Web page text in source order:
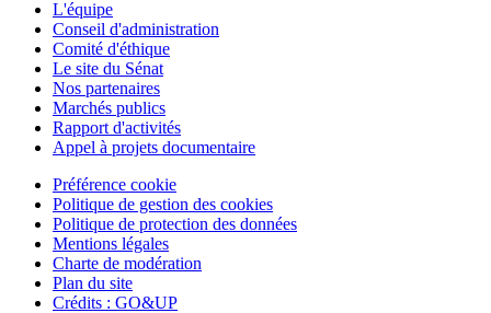
L'équipe
Conseil d'administration
Comité d'éthique
Le site du Sénat
Nos partenaires
Marchés publics
Rapport d'activités
Appel à projets documentaire
Préférence cookie
Politique de gestion des cookies
Politique de protection des données
Mentions légales
Charte de modération
Plan du site
Crédits : GO&UP